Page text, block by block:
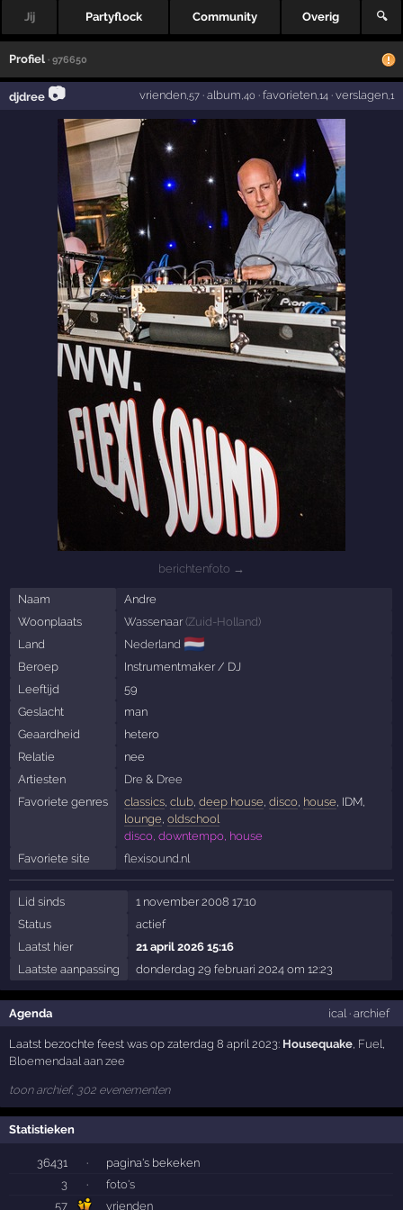
Jij Partyflock Community Overig 🔍
Profiel · 976650
djdree 📷 vrienden,57· album ,40 · favorieten,14· verslagen,1
berichtenfoto →
Naam
Andre
Woonplaats
Wassenaar (Zuid-Holland)
Land
Nederland 🇳🇱
Beroep
Instrumentmaker / DJ
Leeftijd
59
Geslacht
man
Geaardheid
hetero
Relatie
nee
Artiesten
Dre & Dree
Favoriete genres
classics, club, deep house disco, house , IDM,
lounge oldschool
disco, downtempo, house
Favoriete site
flexisound.nl
Lid sinds
1 november 2008 17:10
Status
actief
Laatst hier
21 april 2026 15:16
Laatste aanpassing
donderdag 29 februari 2024 om 12:23
Agenda ical · archief
Laatst bezochte feest was op zaterdag 8 april 2023: Housequake, Fuel,
Bloemendaal aan zee
toon archief, 302 evenementen
Statistieken
36431 ·
pagina's bekeken
3
·
foto's
57
vrienden